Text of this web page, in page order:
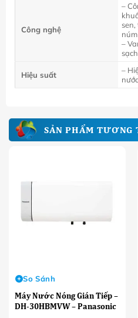
Công nghệ
–
–
Hiệu suất
–
SẢN PHẨM TƯƠNG
Máy Nước Nóng Gián Tiếp –
DH-30HBMVW – Panasonic
So Sánh